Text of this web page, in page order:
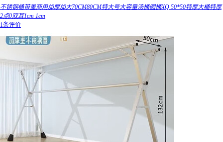
不锈钢桶带盖商用加厚加大70CM80CM特大号大容量汤桶圆桶XQ 50*50特厚大桶特厚
2点0双耳1cm 1cm
1条评价